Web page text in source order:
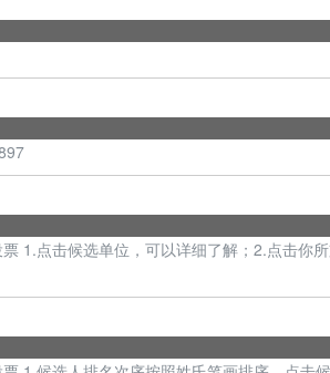
1.点击候选单位，可以详细了解；2.点击你